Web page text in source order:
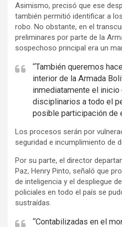
e
m
e
n
:
Asimismo, precisó que ese
también permitió identificar a
robo. No obstante, en el
preliminares por parte de la
sospechoso principal era un
“También queremos
interior de la Armada
inmediatamente el
disciplinarios a todo el
posible participación de
Los procesos serán por
seguridad e incumplimiento de
Por su parte, el director
Paz, Henry Pinto, señaló que
de inteligencia y el despliegue
policiales en todo el país se
sustraídas.
“Contabilizadas en el